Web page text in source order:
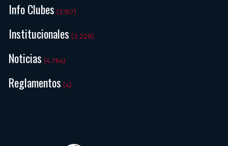
Info Clubes (2.157)
Institucionales (2.229)
Noticias (4.764)
Reglamentos (4)